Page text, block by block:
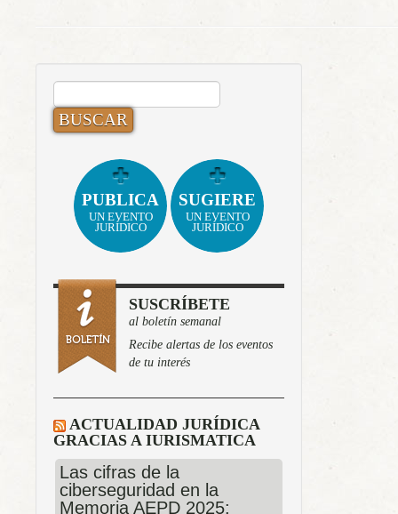
BUSCAR:
PUBLICA
UN EVENTO
JURÍDICO
SUGIERE
UN EVENTO
JURÍDICO
SUSCRÍBETE
al boletín semanal
Recibe alertas de los eventos
de tu interés
ACTUALIDAD JURÍDICA
GRACIAS A IURISMATICA
Las cifras de la
ciberseguridad en la
Memoria AEPD 2025: